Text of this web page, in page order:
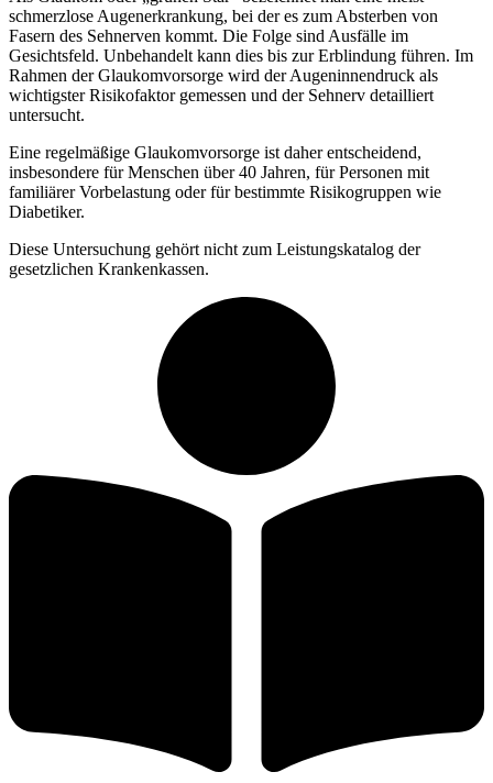
schmerzlose Augenerkrankung, bei der es zum Absterben von
Fasern des Sehnerven kommt. Die Folge sind Ausfälle im
Gesichtsfeld. Unbehandelt kann dies bis zur Erblindung führen. Im
Rahmen der Glaukomvorsorge wird der Augeninnendruck als
wichtigster Risikofaktor gemessen und der Sehnerv detailliert
untersucht.
Eine regelmäßige Glaukomvorsorge ist daher entscheidend,
insbesondere für Menschen über 40 Jahren, für Personen mit
familiärer Vorbelastung oder für bestimmte Risikogruppen wie
Diabetiker.
Diese Untersuchung gehört nicht zum Leistungskatalog der
gesetzlichen Krankenkassen.